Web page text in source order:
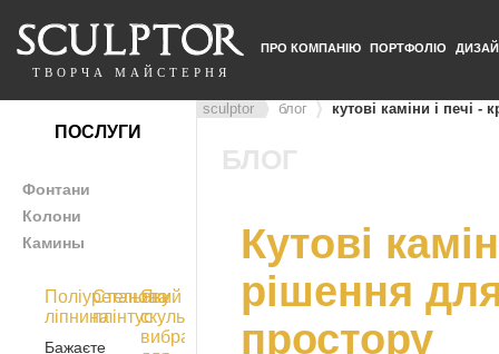
ТВОРЧА МАЙСТЕРНЯ
ПРО КОМПАНІЮ ПОРТФОЛІО
ПОСЛУГИ
Фонтани
Колони
Камины
Поліуретанова
ліпнина
Бажаєте
Стельовий
плінтус
Яку
скульптуру
вибрати
sculptor блог кутові каміни і печі
БЛОГ
Кутові
рішення
простору